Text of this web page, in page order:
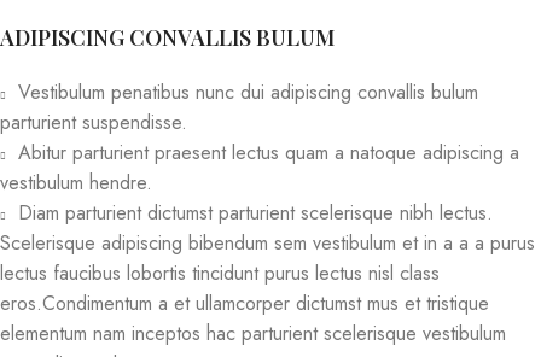
ADIPISCING CONVALLIS BULUM
Vestibulum penatibus nunc dui adipiscing convallis bulum
parturient suspendisse.
Abitur parturient praesent lectus quam a natoque adipiscing a
vestibulum hendre.
Diam parturient dictumst parturient scelerisque nibh lectus.
Scelerisque adipiscing bibendum sem vestibulum et in a a a purus
lectus faucibus lobortis tincidunt purus lectus nisl class
eros.Condimentum a et ullamcorper dictumst mus et tristique
elementum nam inceptos hac parturient scelerisque vestibulum